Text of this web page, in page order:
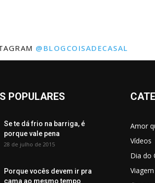
@BLOGCOISADECASAL
POPULARES
Se te dá frio na barriga, é
porque vale pena
28 de julho de 2015
Porque vocês devem ir pra
cama ao mesmo tempo
Amor
Vídeos
Dia do
Viagem